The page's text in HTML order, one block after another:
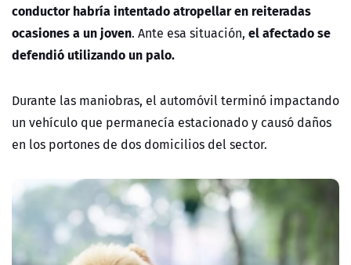
conductor habría intentado atropellar en reiteradas
ocasiones a un joven. Ante esa situación, el afectado se
defendió utilizando un palo.
Durante las maniobras, el automóvil terminó impactando
un vehículo que permanecía estacionado y causó daños
en los portones de dos domicilios del sector.